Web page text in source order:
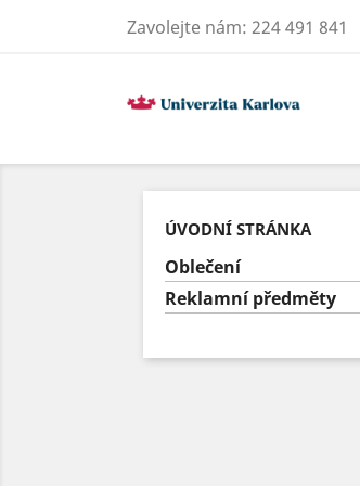
Zavolejte nám: 224 491 841
ÚVODNÍ STRÁNKA
Oblečení
Reklamní předměty